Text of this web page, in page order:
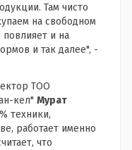
Там чисто
на свободном
и на
и так далее", -
ТОО
кел" Мурат
техники,
работает именно
что